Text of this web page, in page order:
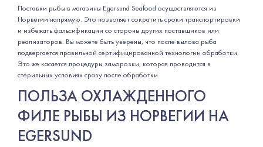
Поставки рыбы в магазины Egersund Seafood осуществляются из
Норвегии напрямую. Это позволяет сократить сроки транспортировки
и избежать фальсификации со стороны других поставщиков или
реализаторов. Вы можете быть уверены, что после вылова рыба
подвергается правильной сертифицированной технологии обработки.
Это же касается процедуры заморозки, которая проводится в
стерильных условиях сразу после обработки.
ПОЛЬЗА ОХЛАЖДЕННОГО
ФИЛЕ РЫБЫ ИЗ НОРВЕГИИ НА
EGERSUND